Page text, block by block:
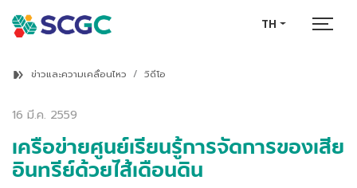
TH
ข่าวและความเคลื่อนไหว วิดีโอ
16 มี.ค. 2559
เครือข่ายศูนย์เรียนรู้การจัดการของเสีย
อินทรีย์ด้วยไส้เดือนดิน